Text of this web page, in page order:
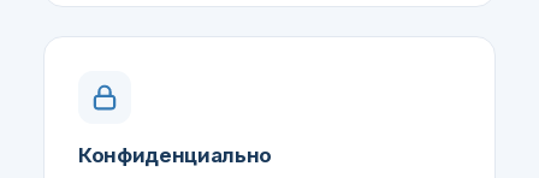
Конфиденциально